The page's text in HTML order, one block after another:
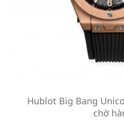
Hublot Big Bang
chờ